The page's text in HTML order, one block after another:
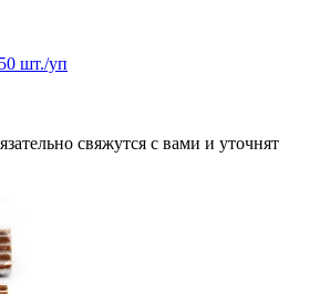
шт./уп
свяжутся с вами и уточнят